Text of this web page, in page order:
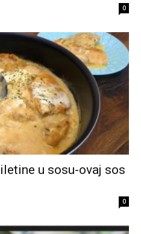
0
u sosu-ovaj sos
0